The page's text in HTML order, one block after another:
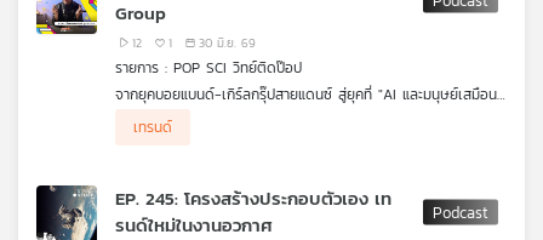
ทุกช่วงวัย!
Group
12 1 30 มิ.ย. 69
รายการ : POP SCI วิทย์ติดป๊อป
จากยุคบอยแบนด์-เกิร์ลกรุ๊ปสายแดนซ์ สู่ยุคที่ "AI และมนุษย์เสมือน"
ยึดครองพื้นที่บนสเตจ มาร่วมสำรวจปรากฏการณ์ K-POP ในมุม
มองใหม่กับ #POPSCIวิทย์ติดป๊อป เจาะลึกวิทยาศาสตร์เบื้องหลัง
เทคโนโลยีจะเข้ามาแทนที่ศิลปินที่เป็นมนุษย์ได้จริงหรือ ?
เทรนด์
EP. 245: โครงสร้างประกอบตัวเอง เท
รนด์ใหม่ในงานอวกาศ